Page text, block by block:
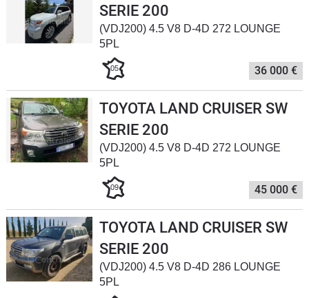
SERIE 200
(VDJ200) 4.5 V8 D-4D 272 LOUNGE
5PL
05 36 000 €
TOYOTA LAND CRUISER SW
SERIE 200
(VDJ200) 4.5 V8 D-4D 272 LOUNGE
5PL
09 45 000 €
TOYOTA LAND CRUISER SW
SERIE 200
(VDJ200) 4.5 V8 D-4D 286 LOUNGE
5PL